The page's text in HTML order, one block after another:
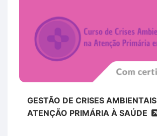
GESTÃO DE CRISES
ATENÇÃO PRIMÁRIA À SAÚDE